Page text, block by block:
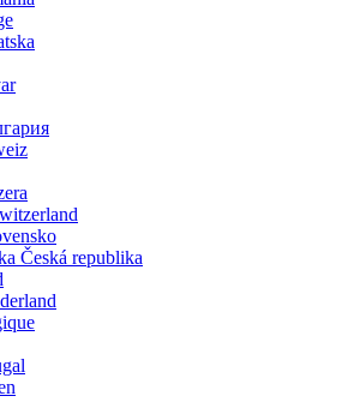
Česká republika